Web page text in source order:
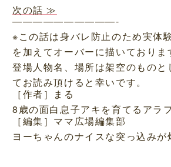
次の話 ≫
——————————-
※この話は身バレ防止のため実体
を加えてオーバーに描いておりま
登場人物名、場所は架空のものと
てお読み頂けると幸いです。
［作者］まる
8歳の面白息子アキを育てるアラ
［編集］ママ広場編集部
ヨーちゃんのナイスな突っ込みが